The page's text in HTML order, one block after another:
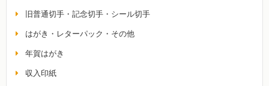
旧普通切手・記念切手・シール切手
はがき・レターパック・その他
年賀はがき
収入印紙